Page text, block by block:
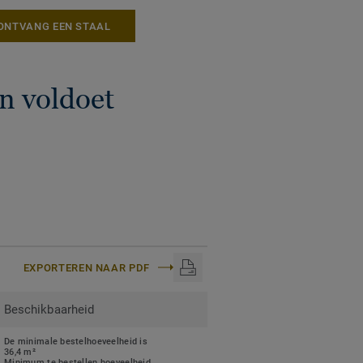
ReStart®-
EEN STAAL
voldoet
EXPORTEREN NAAR PDF
Beschikbaarheid
De minimale bestelhoeveelheid is
36,4 m²